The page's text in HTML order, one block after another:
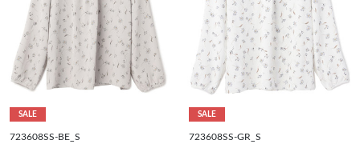
SALE
723608SS-BE_S
SALE
723608SS-GR_S